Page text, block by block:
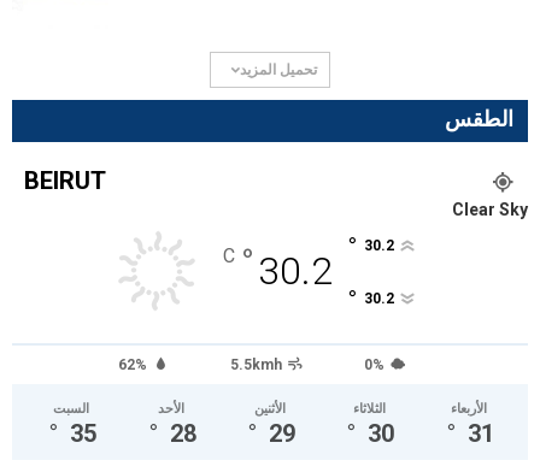
تحميل المزيد
الطقس
BEIRUT
Clear Sky
30.2
°
C 30.2
°
30.2
°
62% 5.5kmh 0%
السبت
35
°
الأحد
28
°
الأثنين
29
°
الثلاثاء
30
°
الأربعاء
31
°